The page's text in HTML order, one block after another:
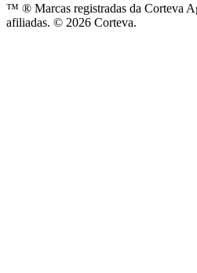
™ ® Marcas registradas da Corteva
afiliadas. © 2026 Corteva.